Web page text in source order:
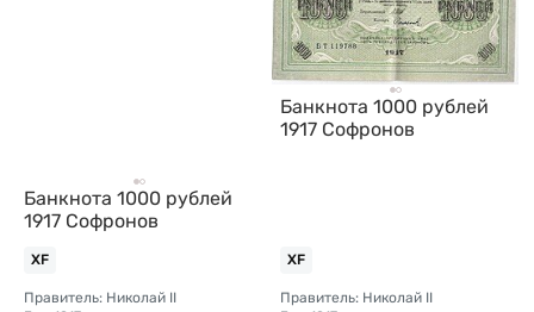
Банкнота 1000 рублей
1917 Софронов
XF
Правитель: Николай II
Банкнота 1000 рублей
1917 Софронов
XF
Правитель: Николай II